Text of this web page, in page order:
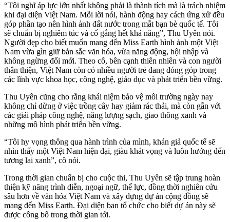
“Tôi nghĩ áp lực lớn nhất không phải là thành tích mà là trách nhiệm
khi đại diện Việt Nam. Mỗi lời nói, hành động hay cách ứng xử đều
góp phần tạo nên hình ảnh đất nước trong mắt bạn bè quốc tế. Tôi
sẽ chuẩn bị nghiêm túc và cố gắng hết khả năng”, Thu Uyên nói.
Người đẹp cho biết muốn mang đến Miss Earth hình ảnh một Việt
Nam vừa gìn giữ bản sắc văn hóa, vừa năng động, hội nhập và
không ngừng đổi mới. Theo cô, bên cạnh thiên nhiên và con người
thân thiện, Việt Nam còn có nhiều người trẻ đang đóng góp trong
các lĩnh vực khoa học, công nghệ, giáo dục và phát triển bền vững.
Thu Uyên cũng cho rằng khái niệm bảo vệ môi trường ngày nay
không chỉ dừng ở việc trồng cây hay giảm rác thải, mà còn gắn với
các giải pháp công nghệ, năng lượng sạch, giao thông xanh và
những mô hình phát triển bền vững.
“Tôi hy vọng thông qua hành trình của mình, khán giả quốc tế sẽ
nhìn thấy một Việt Nam hiện đại, giàu khát vọng và luôn hướng đến
tương lai xanh”, cô nói.
Trong thời gian chuẩn bị cho cuộc thi, Thu Uyên sẽ tập trung hoàn
thiện kỹ năng trình diễn, ngoại ngữ, thể lực, đồng thời nghiên cứu
sâu hơn về văn hóa Việt Nam và xây dựng dự án cộng đồng sẽ
mang đến Miss Earth. Đại diện ban tổ chức cho biết dự án này sẽ
được công bố trong thời gian tới.